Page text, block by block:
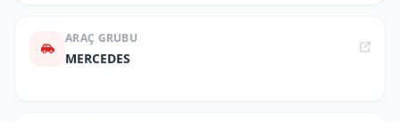
ARAÇ GRUBU
MERCEDES